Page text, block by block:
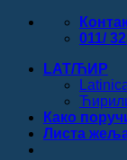
Прескочи
011/
LAT/ЋИР
Како
Листa